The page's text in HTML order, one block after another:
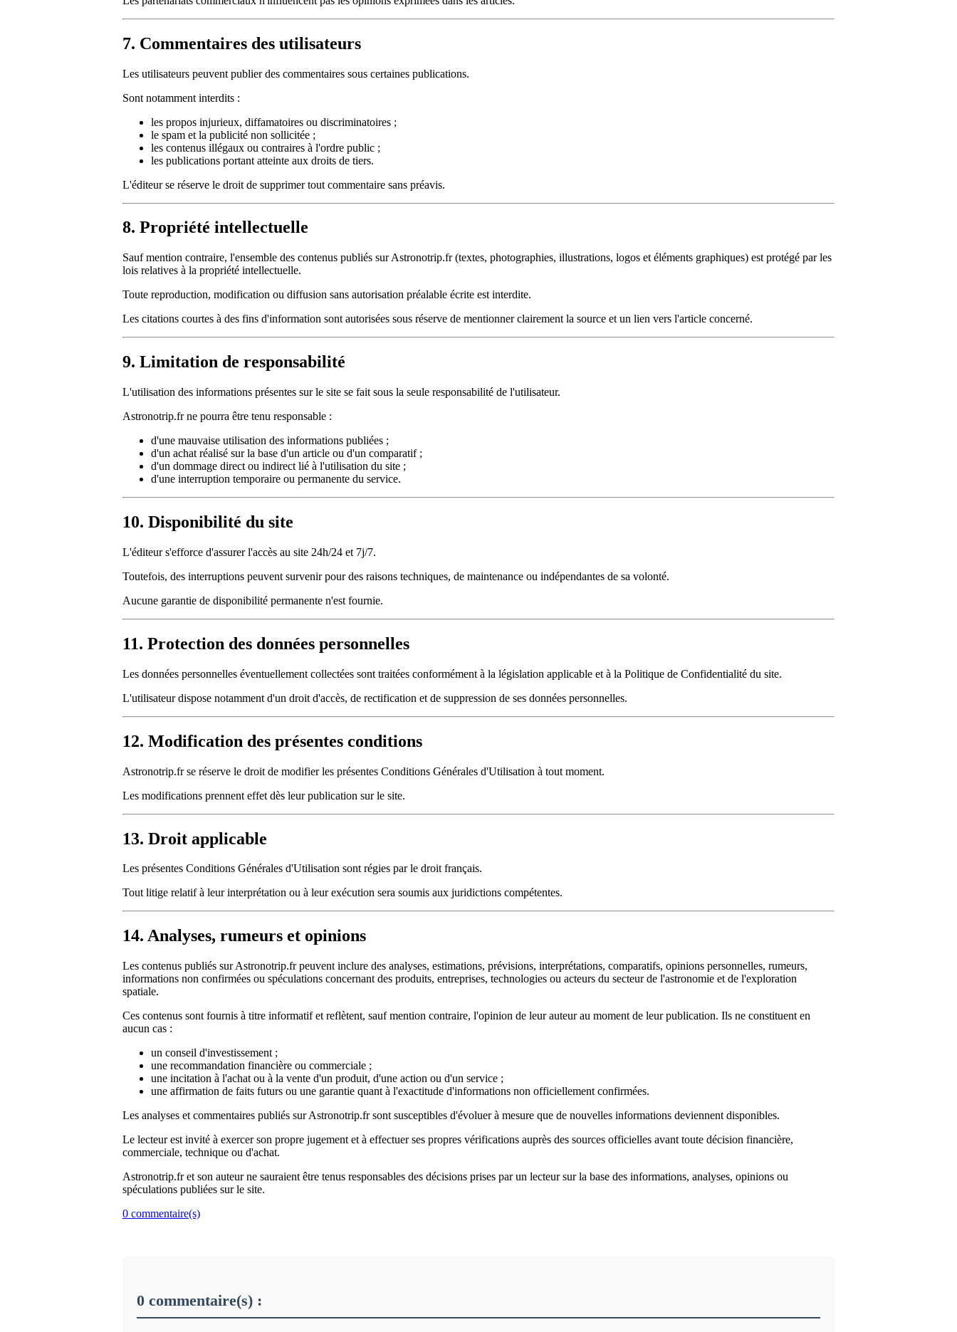
7. Commentaires des utilisateurs
Les utilisateurs peuvent publier des commentaires sous certaines publications.
Sont notamment interdits :
les propos injurieux, diffamatoires ou discriminatoires ;
le spam et la publicité non sollicitée ;
les contenus illégaux ou contraires à l'ordre public ;
les publications portant atteinte aux droits de tiers.
L'éditeur se réserve le droit de supprimer tout commentaire sans préavis.
8. Propriété intellectuelle
Sauf mention contraire, l'ensemble des contenus publiés sur Astronotrip.fr (textes, photographies, illustrations, logos et éléments graphiques) est protégé par les
lois relatives à la propriété intellectuelle.
Toute reproduction, modification ou diffusion sans autorisation préalable écrite est interdite.
Les citations courtes à des fins d'information sont autorisées sous réserve de mentionner clairement la source et un lien vers l'article concerné.
9. Limitation de responsabilité
L'utilisation des informations présentes sur le site se fait sous la seule responsabilité de l'utilisateur.
Astronotrip.fr ne pourra être tenu responsable :
d'une mauvaise utilisation des informations publiées ;
d'un achat réalisé sur la base d'un article ou d'un comparatif ;
d'un dommage direct ou indirect lié à l'utilisation du site ;
d'une interruption temporaire ou permanente du service.
10. Disponibilité du site
L'éditeur s'efforce d'assurer l'accès au site 24h/24 et 7j/7.
Toutefois, des interruptions peuvent survenir pour des raisons techniques, de maintenance ou indépendantes de sa volonté.
Aucune garantie de disponibilité permanente n'est fournie.
11. Protection des données personnelles
Les données personnelles éventuellement collectées sont traitées conformément à la législation applicable et à la Politique de Confidentialité du site.
L'utilisateur dispose notamment d'un droit d'accès, de rectification et de suppression de ses données personnelles.
12. Modification des présentes conditions
Astronotrip.fr se réserve le droit de modifier les présentes Conditions Générales d'Utilisation à tout moment.
Les modifications prennent effet dès leur publication sur le site.
13. Droit applicable
Les présentes Conditions Générales d'Utilisation sont régies par le droit français.
Tout litige relatif à leur interprétation ou à leur exécution sera soumis aux juridictions compétentes.
14. Analyses, rumeurs et opinions
Les contenus publiés sur Astronotrip.fr peuvent inclure des analyses, estimations, prévisions, interprétations, comparatifs, opinions personnelles, rumeurs,
informations non confirmées ou spéculations concernant des produits, entreprises, technologies ou acteurs du secteur de l'astronomie et de l'exploration
spatiale.
Ces contenus sont fournis à titre informatif et reflètent, sauf mention contraire, l'opinion de leur auteur au moment de leur publication. Ils ne constituent en
aucun cas :
un conseil d'investissement ;
une recommandation financière ou commerciale ;
une incitation à l'achat ou à la vente d'un produit, d'une action ou d'un service ;
une affirmation de faits futurs ou une garantie quant à l'exactitude d'informations non officiellement confirmées.
Les analyses et commentaires publiés sur Astronotrip.fr sont susceptibles d'évoluer à mesure que de nouvelles informations deviennent disponibles.
Le lecteur est invité à exercer son propre jugement et à effectuer ses propres vérifications auprès des sources officielles avant toute décision financière,
commerciale, technique ou d'achat.
Astronotrip.fr et son auteur ne sauraient être tenus responsables des décisions prises par un lecteur sur la base des informations, analyses, opinions ou
spéculations publiées sur le site.
0 commentaire(s)
0 commentaire(s) :